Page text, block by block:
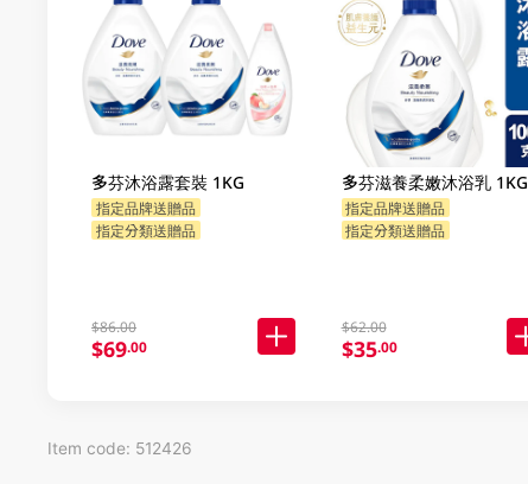
多芬沐浴露套裝 1KG
指定品牌送贈品
指定分類送贈品
$86.00
$69.00
多芬滋養柔嫩沐浴乳 1KG
指定品牌送贈品
指定分類送贈品
$62.00
$35.00
Item code: 512426